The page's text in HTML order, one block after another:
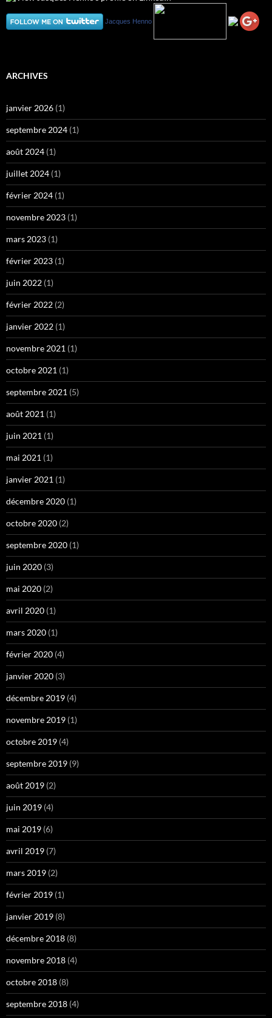
Jacques Henno
ARCHIVES
janvier 2026 (1)
septembre 2024 (1)
août 2024 (1)
juillet 2024 (1)
février 2024 (1)
novembre 2023 (1)
mars 2023 (1)
février 2023 (1)
juin 2022 (1)
février 2022 (2)
janvier 2022 (1)
novembre 2021 (1)
octobre 2021 (1)
septembre 2021 (5)
août 2021 (1)
juin 2021 (1)
mai 2021 (1)
janvier 2021 (1)
décembre 2020 (1)
octobre 2020 (2)
septembre 2020 (1)
juin 2020 (3)
mai 2020 (2)
avril 2020 (1)
mars 2020 (1)
février 2020 (4)
janvier 2020 (3)
décembre 2019 (4)
novembre 2019 (1)
octobre 2019 (4)
septembre 2019 (9)
août 2019 (2)
juin 2019 (4)
mai 2019 (6)
avril 2019 (7)
mars 2019 (2)
février 2019 (1)
janvier 2019 (8)
décembre 2018 (8)
novembre 2018 (4)
octobre 2018 (8)
septembre 2018 (4)